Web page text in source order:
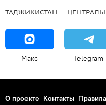
ТАДЖИКИСТАН
Макс Telegram
О проекте Контакты